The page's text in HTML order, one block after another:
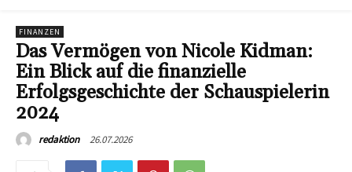
FINANZEN
Das Vermögen von Nicole Kidman:
Ein Blick auf die finanzielle
Erfolgsgeschichte der Schauspielerin
2024
redaktion 26.07.2026